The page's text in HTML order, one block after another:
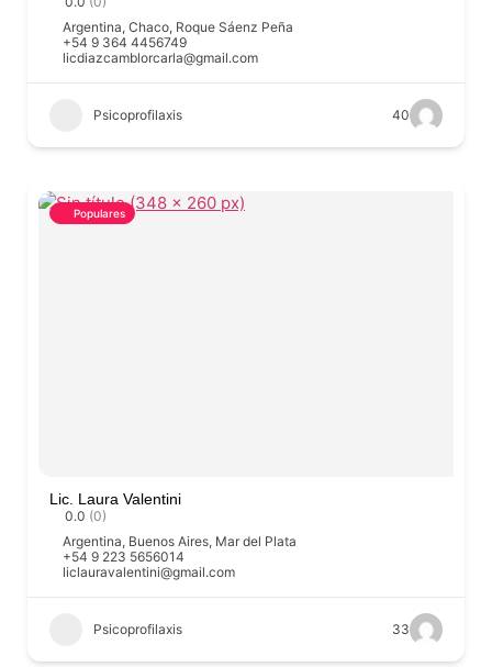
Argentina, Chaco, Roque Sáenz Peña
+54 9 364 4456749
licdiazcamblorcarla@gmail.com
Psicoprofilaxis 40
Populares
Lic. Laura Valentini
0.0 (0)
Argentina, Buenos Aires, Mar del Plata
+54 9 223 5656014
liclauravalentini@gmail.com
Psicoprofilaxis 33